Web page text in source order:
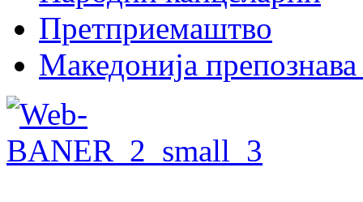
Претприемаштво
Македонија